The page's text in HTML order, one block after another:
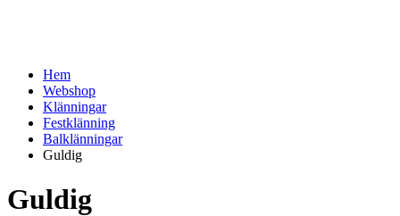
Hem
Webshop
Klänningar
Festklänning
Balklänningar
Guldig
Guldig